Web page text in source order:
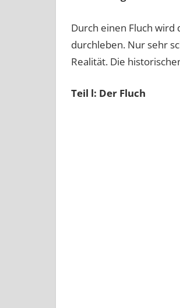
Durch einen Fluch
durchleben. Nur sehr
Realität. Die
Teil l: Der Fluch